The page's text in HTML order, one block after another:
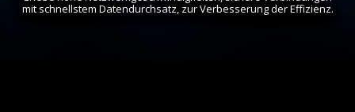
mit schnellstem Datendurchsatz, zur Verbesserung der Effizienz.